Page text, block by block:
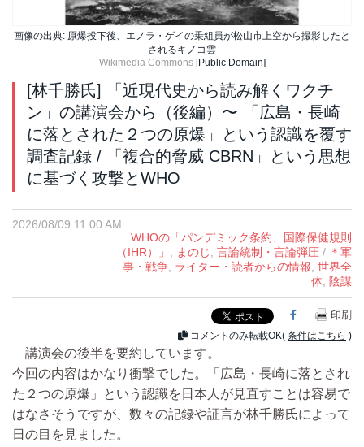
画像の出典: 原爆投下後、エノラ・ゲイの乗組員が松山市上空から撮影したと
されるキノコ雲
Wikimedia Commons[Public Domain]
[林千勝氏] 「近現代史から読み解くワクチ
ン」の講演会から（後編）〜 「広島・長崎
に落とされた２つの原爆」という認識を覆す
調査記録 / 「複合的脅威 CBRN」という思想
に基づく攻撃とWHO
2026/08/09 11:00 AM
WHOの「パンデミック条約、国際保健規則
（IHR）」 , まのじ, 言論統制・言論弾圧 / ＊軍
事・戦争, ライター・読者からの情報, 世界全
体, 陰謀
Facebook
印刷
コメントのみ転載OK( 条件はこちら )
講演会の後半を要約しています。
今回の内容はかなり衝撃でした。「広島・長崎に落とされ
た２つの原爆」という認識を日本人が見直すことは容易で
はなさそうですが、数々の記録や証言が林千勝氏によって
日の目を見ました。